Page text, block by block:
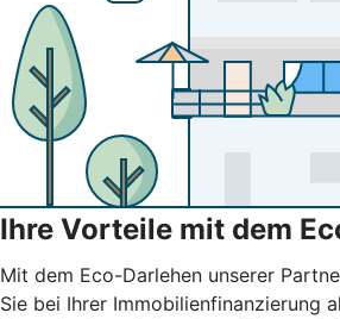
Ihre Vorteile mit dem
Mit dem Eco-Darlehen unserer
Sie bei Ihrer Immobilienfinanzierung